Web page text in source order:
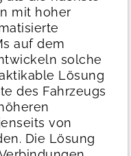
mit hoher
auf dem
solche
Lösung
des Fahrzeugs
von
Die Lösung